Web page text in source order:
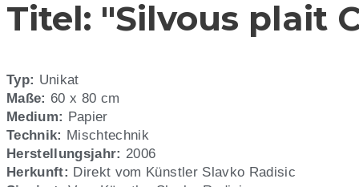
plait
Capricorn",
Künstler:
Slavko
Radisic,
Titel: "Silvous plait
Typ: Unikat
Maße: 60 x 80 cm
Medium: Papier
Technik: Mischtechnik
Herstellungsjahr: 2006
Herkunft: Direkt vom Künstler Slavko Radisic